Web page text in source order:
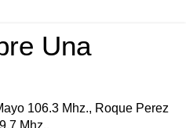
Una
106.3 Mhz., Roque Perez
Mhz..